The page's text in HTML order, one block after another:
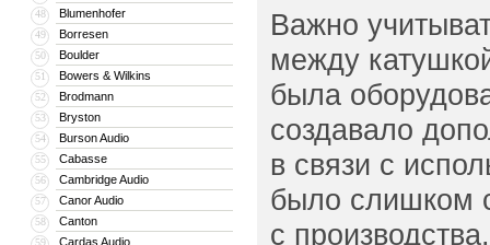
48 Blumenhofer
49 Borresen
50 Boulder
51 Bowers & Wilkins
52 Brodmann
53 Bryston
54 Burson Audio
55 Cabasse
56 Cambridge Audio
57 Canor Audio
58 Canton
59 Cardas Audio
Важно
между
была
создавало
в связи с
было слишком
с